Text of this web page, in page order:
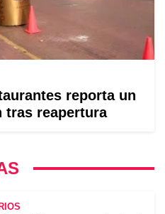
reporta un
tras reapertura